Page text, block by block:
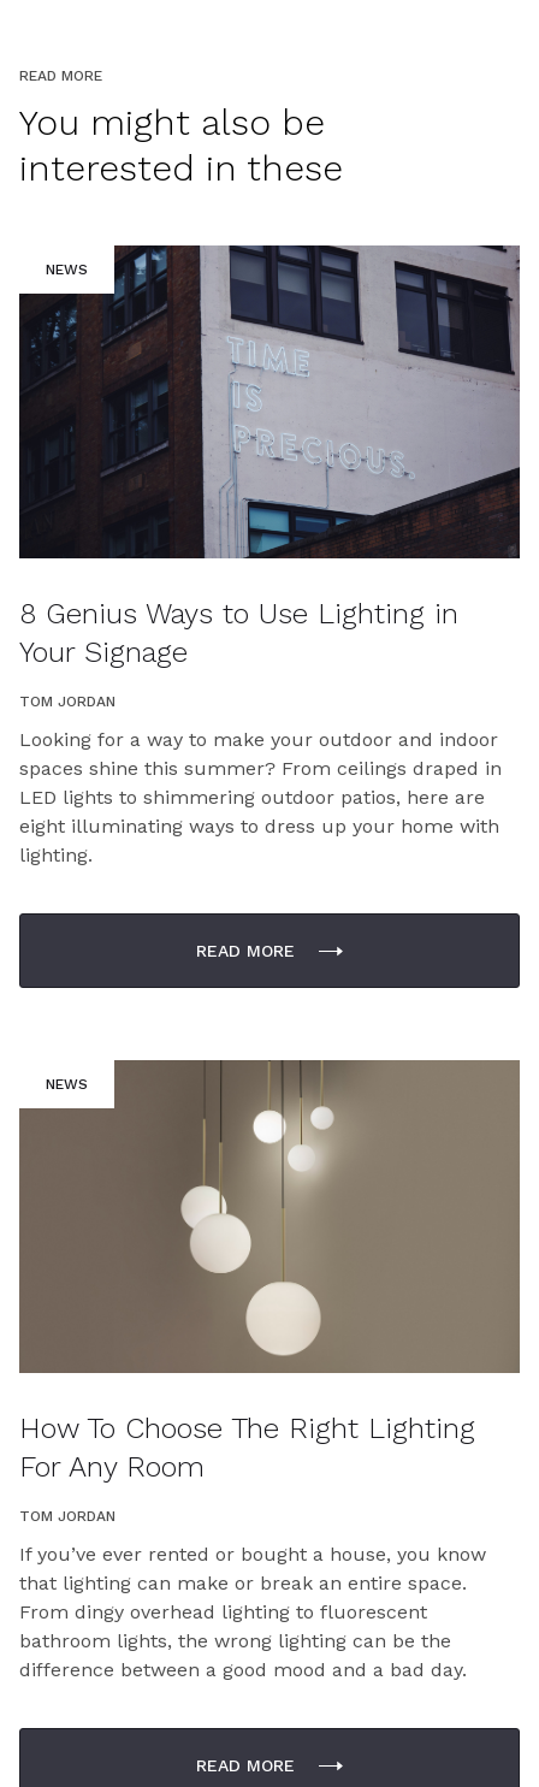
READ MORE
You might also be
interested in these
NEWS
8 Genius Ways to Use Lighting in
Your Signage
TOM JORDAN
Looking for a way to make your outdoor and indoor
spaces shine this summer? From ceilings draped in
LED lights to shimmering outdoor patios, here are
eight illuminating ways to dress up your home with
lighting.
READ MORE
NEWS
How To Choose The Right Lighting
For Any Room
TOM JORDAN
If you’ve ever rented or bought a house, you know
that lighting can make or break an entire space.
From dingy overhead lighting to fluorescent
bathroom lights, the wrong lighting can be the
difference between a good mood and a bad day.
READ MORE